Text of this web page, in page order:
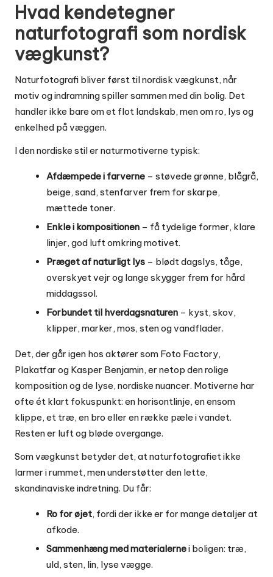
Hvad kendetegner
naturfotografi som nordisk
vægkunst?
Naturfotografi bliver først til nordisk vægkunst, når
motiv og indramning spiller sammen med din bolig. Det
handler ikke bare om et flot landskab, men om ro, lys og
enkelhed på væggen.
I den nordiske stil er naturmotiverne typisk:
Afdæmpede i farverne – støvede grønne, blågrå,
beige, sand, stenfarver frem for skarpe,
mættede toner.
Enkle i kompositionen – få tydelige former, klare
linjer, god luft omkring motivet.
Præget af naturligt lys – blødt dagslys, tåge,
overskyet vejr og lange skygger frem for hård
middagssol.
Forbundet til hverdagsnaturen – kyst, skov,
klipper, marker, mos, sten og vandflader.
Det, der går igen hos aktører som Foto Factory,
Plakatfar og Kasper Benjamin, er netop den rolige
komposition og de lyse, nordiske nuancer. Motiverne har
ofte ét klart fokuspunkt: en horisontlinje, en ensom
klippe, et træ, en bro eller en række pæle i vandet.
Resten er luft og bløde overgange.
Som vægkunst betyder det, at naturfotografiet ikke
larmer i rummet, men understøtter den lette,
skandinaviske indretning. Du får:
Ro for øjet, fordi der ikke er for mange detaljer at
afkode.
Sammenhæng med materialernei boligen: træ,
uld, sten, lin, lyse vægge.